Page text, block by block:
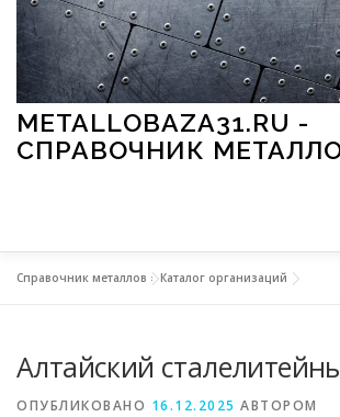
Перейти к содержимому
METALLOBAZA31.RU -
СПРАВОЧНИК
МЕТАЛЛЫ И ОКРУЖАЮЩАЯ СРЕДА
Справочник металлов »Каталог организаций
Алтайский
ОПУБЛИКОВАНО 16.12.2025 АВТОРОМ